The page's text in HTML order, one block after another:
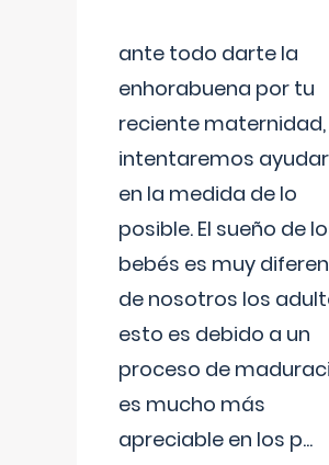
ante todo darte la
enhorabuena por tu
reciente maternidad,
intentaremos
en la medida de lo
posible. El sueño de
bebés es muy
de nosotros los
esto es debido a un
proceso de
es mucho más
apreciable en los p...